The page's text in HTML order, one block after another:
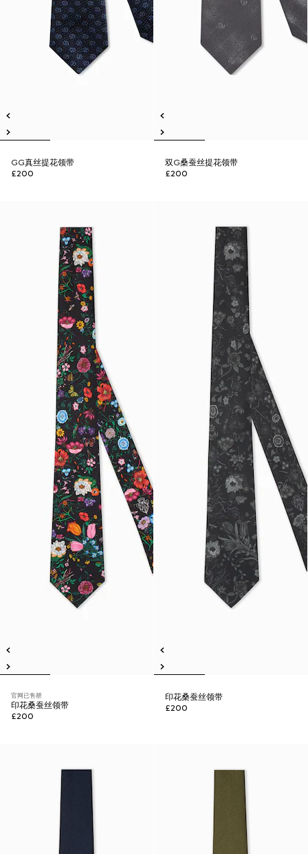
GG真丝提花领带
£200
双G桑蚕丝提花领带
£200
官网已售罄
印花桑蚕丝领带
£200
印花桑蚕丝领带
£200